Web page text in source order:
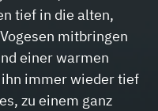
tief in die alten,
mitbringen
einer warmen
immer wieder tief
zu einem ganz